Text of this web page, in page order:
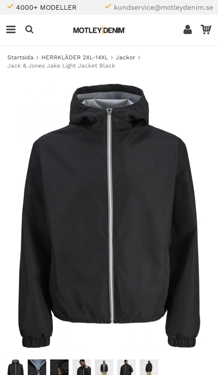
4000+ MODELLER kundservice@motleydenim.se
Startsida HERRKLÄDER 2XL-14XL
Jackor
Jack & Jones Jake Light Jacket Black